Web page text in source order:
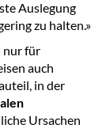
Auslegung
zu halten.»
nur für
auch
in der
Ursachen